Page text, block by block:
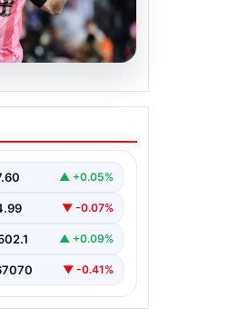
sonrası da
▲ +0.05%
▼ -0.07%
▲ +0.09%
▼ -0.41%